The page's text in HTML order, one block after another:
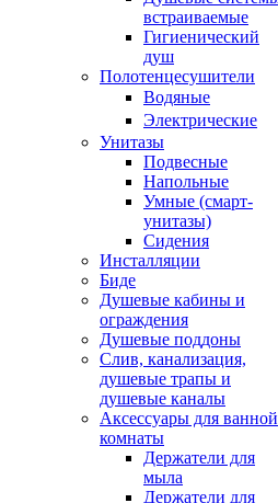
встраиваемые
Гигиенический
душ
Полотенцесушители
ㅤВодяные
ㅤЭлектрические
Унитазы
Подвесные
Напольные
Умные (смарт-
унитазы)
Сидения
Инсталляции
Биде
Душевые кабины и
ограждения
Душевые поддоны
Слив, канализация,
душевые трапы и
душевые каналы
Аксессуары для ванной
комнаты
Держатели для
мыла
Держатели для